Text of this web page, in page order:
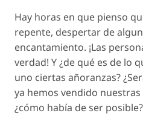
Hay horas en que pienso
repente, despertar de
encantamiento. ¡Las
verdad! Y ¿de qué es de lo
uno ciertas añoranzas?
ya hemos vendido nuestras
¿cómo había de ser posible?